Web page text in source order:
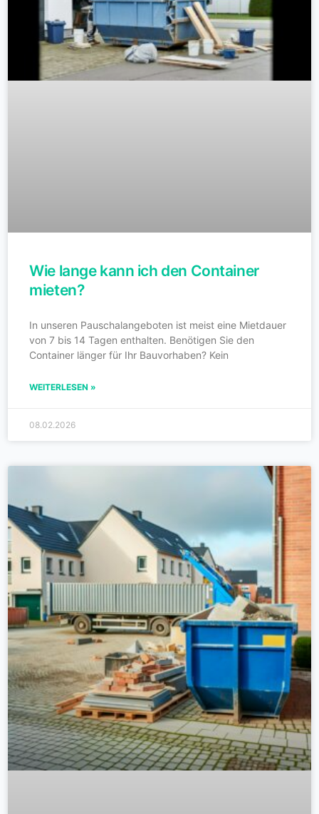
Wie lange kann ich den Container
mieten?
In unseren Pauschalangeboten ist meist eine Mietdauer
von 7 bis 14 Tagen enthalten. Benötigen Sie den
Container länger für Ihr Bauvorhaben? Kein
WEITERLESEN »
08.02.2026